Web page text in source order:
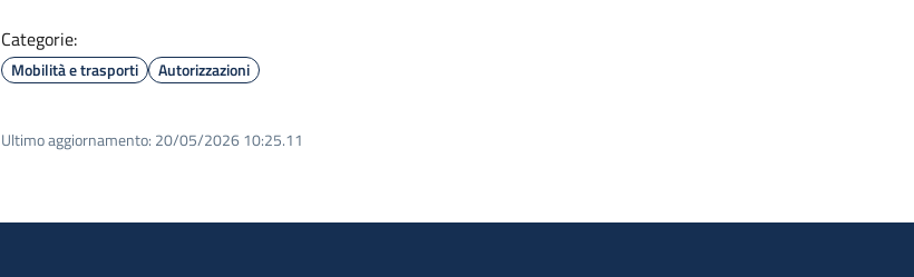
Categorie:
Mobilità e trasporti Autorizzazioni
Ultimo aggiornamento: 20/05/2026 10:25.11